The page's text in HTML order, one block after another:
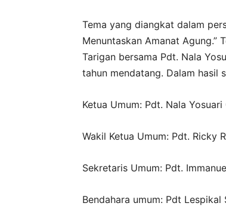
Tema yang diangkat dalam
Menuntaskan Amanat Agung.”
Tarigan bersama Pdt. Nala
tahun mendatang. Dalam hasil
Ketua Umum: Pdt. Nala Yosuari
Wakil Ketua Umum: Pdt. Ricky
Sekretaris Umum: Pdt.
⁠Bendahara umum: Pdt Lespikal